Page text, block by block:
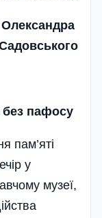
пафосу
пам’яті
у
музеї,